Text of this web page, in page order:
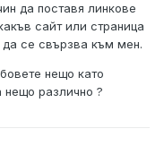
да поставя линкове
сайт или страница
да се свързва към мен.
нещо като
нещо различно ?